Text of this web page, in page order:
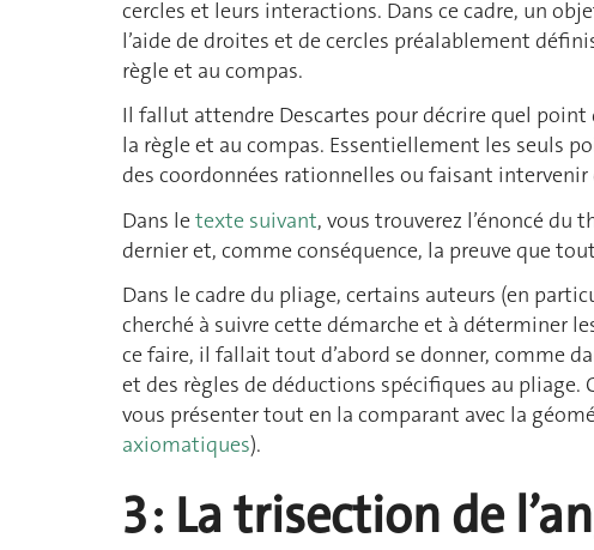
cercles et leurs interactions. Dans ce cadre, un
l’aide de droites et de cercles préalablement
règle et au compas.
Il fallut attendre Descartes pour décrire quel
la règle et au compas. Essentiellement les seuls
des coordonnées rationnelles ou faisant intervenir
Dans letexte suivant, vous trouverez l’énoncé du
dernier et, comme conséquence, la preuve que
Dans le cadre du pliage, certains auteurs (en
cherché à suivre cette démarche et à déterminer
ce faire, il fallait tout d’abord se donner, comme
et des règles de déductions spécifiques au pliage.
vous présenter tout en la comparant avec la
axiomatiques).
3 : La trisection de